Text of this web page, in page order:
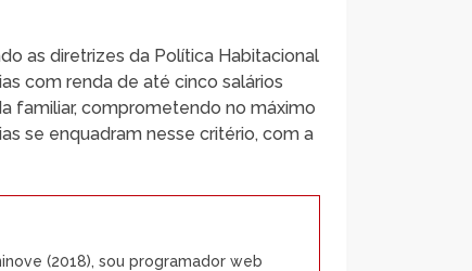
as diretrizes da Política Habitacional
com renda de até cinco salários
familiar, comprometendo no máximo
se enquadram nesse critério, com a
(2018), sou programador web